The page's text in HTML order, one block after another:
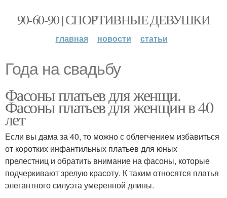
90-60-90 | СПОРТИВНЫЕ ДЕВУШКИ
главная новости статьи
Года на свадьбу
Фасоны платьев для женщи.
Фасоны платьев для женщин в 40
лет
Если вы дама за 40, то можно с облегчением избавиться
от коротких инфантильных платьев для юных
прелестниц и обратить внимание на фасоны, которые
подчеркивают зрелую красоту. К таким относятся платья
элегантного силуэта умеренной длины.